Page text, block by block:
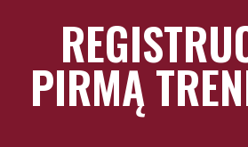
PIRMĄ